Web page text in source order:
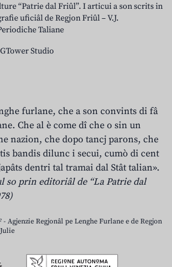
“Patrie dal Friûl”. I articui a son scrits in
uficiâl de Regjon Friûl – V.J.
Taliane
Studio
furlane, che a son convints di fâ
Che al è come dî che o sin un
nazion, che dopo tancj parons, che
bandis dilunc i secui, cumò di cent
dentri tal tramai dal Stât talian».
so prin editoriâl de “La Patrie dal
Agjenzie Regjonâl pe Lenghe Furlane e de Regjon